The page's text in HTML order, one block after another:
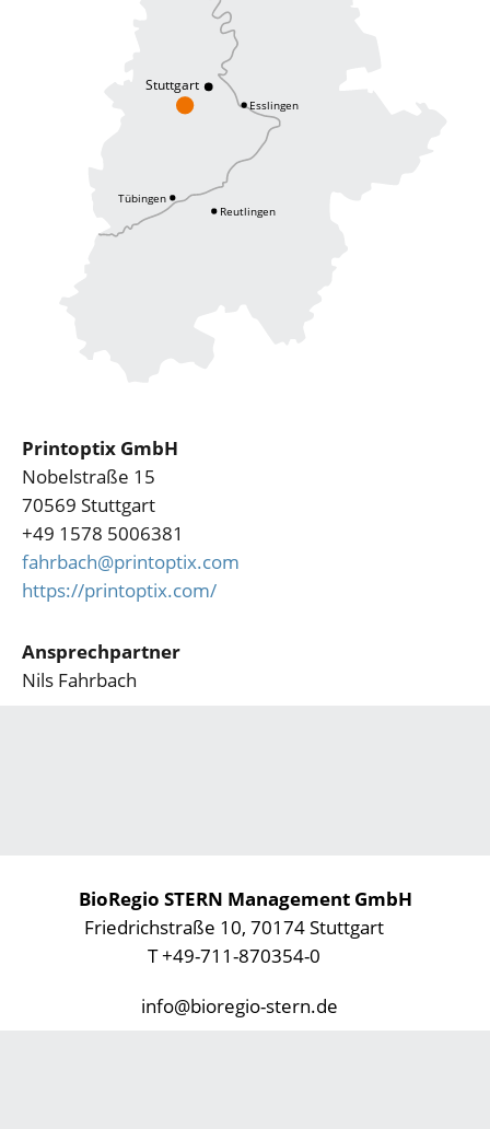
Printoptix GmbH
Nobelstraße 15
70569 Stuttgart
+49 1578 5006381
fahrbach@printoptix.com
https://printoptix.com/
Ansprechpartner
Nils Fahrbach
BioRegio STERN Management GmbH
Friedrichstraße 10, 70174 Stuttgart
T +49-711-870354-0
info@bioregio-stern.de